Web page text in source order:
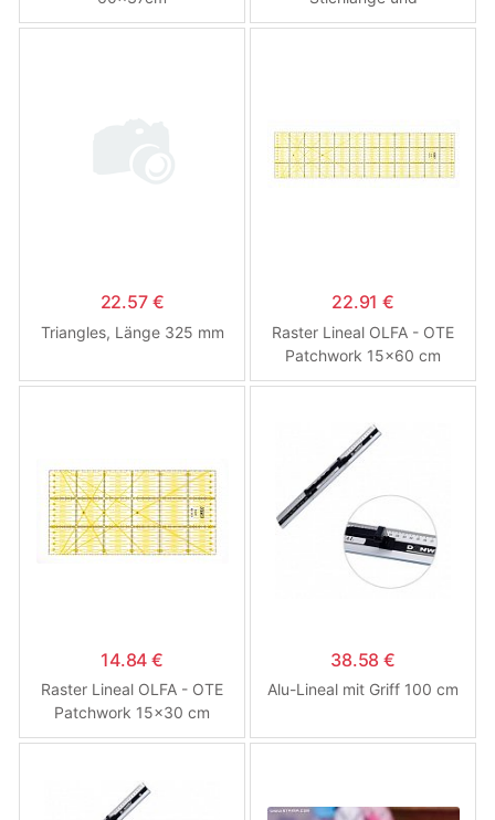
Farbsteuerung
22.57 €
Triangles, Länge 325 mm
22.91 €
Raster Lineal OLFA - OTE
Patchwork 15x60 cm
14.84 €
Raster Lineal OLFA - OTE
Patchwork 15x30 cm
38.58 €
Alu-Lineal mit Griff 100 cm